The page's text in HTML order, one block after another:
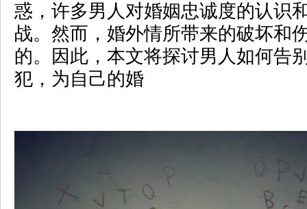
惑，许多男人对婚姻忠诚度的认识
战。然而，婚外情所带来的破坏和
的。因此，本文将探讨男人如何告
犯，为自己的婚